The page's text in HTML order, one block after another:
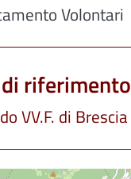
Volontari
riferimento
VV.F. di Brescia